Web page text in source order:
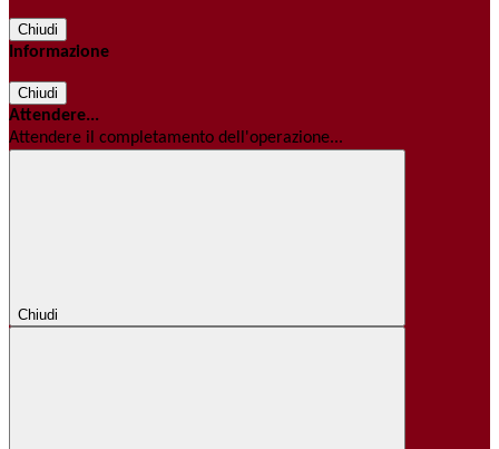
Chiudi
Informazione
Chiudi
Attendere...
Attendere il completamento dell'operazione...
Chiudi